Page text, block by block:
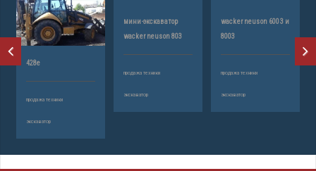
428e
продажа техники
экскаватор
мини-экскаватор
wacker neuson 803
продажа техники
экскаватор
wacker neuson 6003 и
8003
продажа техники
экскаватор